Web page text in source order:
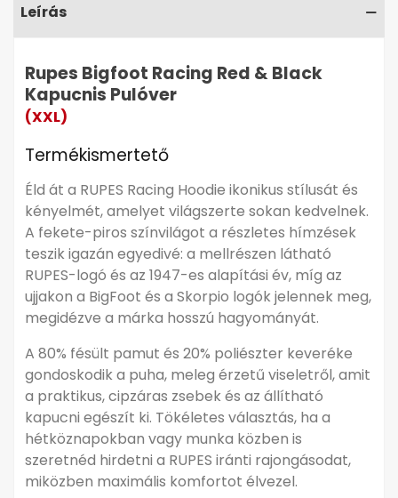
Leírás
Rupes Bigfoot Racing Red & Black
Kapucnis Pulóver
(XXL)
Termékismertető
Éld át a RUPES Racing Hoodie ikonikus stílusát és
kényelmét, amelyet világszerte sokan kedvelnek.
A fekete-piros színvilágot a részletes hímzések
teszik igazán egyedivé: a mellrészen látható
RUPES-logó és az 1947-es alapítási év, míg az
ujjakon a BigFoot és a Skorpio logók jelennek meg,
megidézve a márka hosszú hagyományát.
A 80% fésült pamut és 20% poliészter keveréke
gondoskodik a puha, meleg érzetű viseletről, amit
a praktikus, cipzáras zsebek és az állítható
kapucni egészít ki. Tökéletes választás, ha a
hétköznapokban vagy munka közben is
szeretnéd hirdetni a RUPES iránti rajongásodat,
miközben maximális komfortot élvezel.